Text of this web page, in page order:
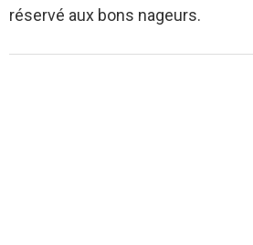
réservé aux bons nageurs.